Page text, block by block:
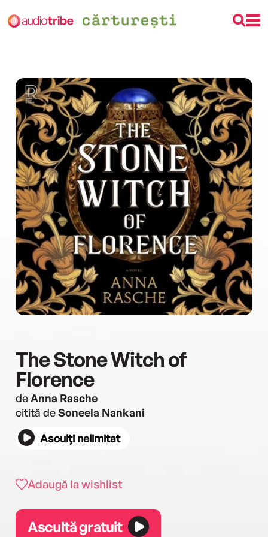
The Stone Witch of
Florence
deAnna Rasche
citită deSoneela Nankani
Asculți nelimitat
Adaugă la wishlist
Ascultă gratuit